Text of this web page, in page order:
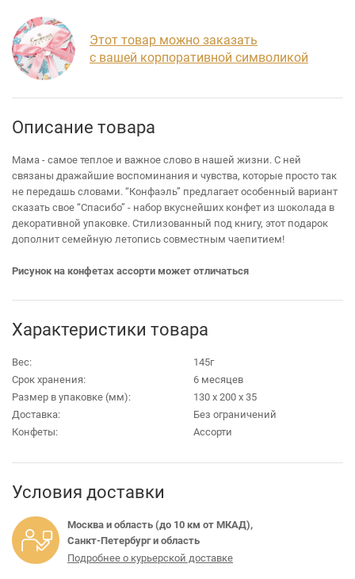
Этот товар можно заказать
с вашей корпоративной символикой
Описание товара
Мама - самое теплое и важное слово в нашей жизни. С ней
связаны дражайшие воспоминания и чувства, которые просто так
не передашь словами. “Конфаэль” предлагает особенный вариант
сказать свое “Спасибо” - набор вкуснейших конфет из шоколада в
декоративной упаковке. Стилизованный под книгу, этот подарок
дополнит семейную летопись совместным чаепитием!
Рисунок на конфетах ассорти может отличаться
Характеристики товара
Вес:
145г
Срок хранения:
6 месяцев
Размер в упаковке (мм):
130 х 200 х 35
Доставка:
Без ограничений
Конфеты:
Ассорти
Условия доставки
Москва и область (до 10 км от МКАД),
Санкт-Петербург и область
Подробнее о курьерской доставке